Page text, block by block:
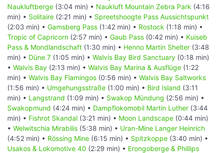
Naukluftberge (3:04 min) • Naukluft Mountain Zebra Park (4:16
min) • Solitaire (2:21 min) • Spreetshoogte Pass Aussichtspunkt
(2:03 min) • Gamsberg Pass (1:42 min) • Rostock (1:18 min) •
Tropic of Capricorn (2:57 min) • Gaub Pass (0:42 min) • Kuiseb
Pass & Mondlandschaft (1:30 min) • Henno Martin Shelter (3:48
min) • Düne 7 (1:05 min) • Walvis Bay Bird Sanctuary (0:18 min)
• Walvis Bay (2:13 min) • Walvis Bay Marina & Ausflüge (1:22
min) • Walvis Bay Flamingos (0:56 min) • Walvis Bay Saltworks
(1:56 min) • Umgehungsstraße (1:00 min) • Bird Island (3:11
min) • Langstrand (1:09 min) • Swakop Mündung (2:56 min) •
Swakopmund (4:24 min) • Dampflokomobil Martin Luther (3:44
min) • Fishrot Skandal (3:21 min) • Moon Landscape (0:44 min)
• Welwitschia Mirabilis (5:38 min) • Uran-Mine Langer Heinrich
(4:52 min) • Rössing Mine (6:15 min) • Spitzkoppe (3:40 min) •
Usakos & Lokomotive 40 (2:29 min) • Erongoberge & Phillips